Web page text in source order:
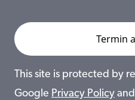
This site is protected by
Google Privacy Policy and